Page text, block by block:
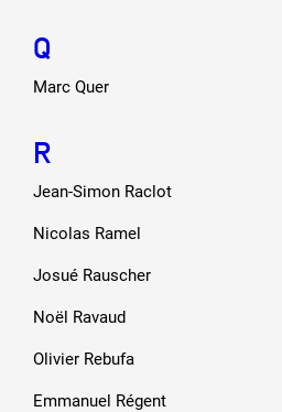
Q
Marc Quer
R
Jean-Simon Raclot
Nicolas Ramel
Josué Rauscher
Noël Ravaud
Olivier Rebufa
Emmanuel Régent